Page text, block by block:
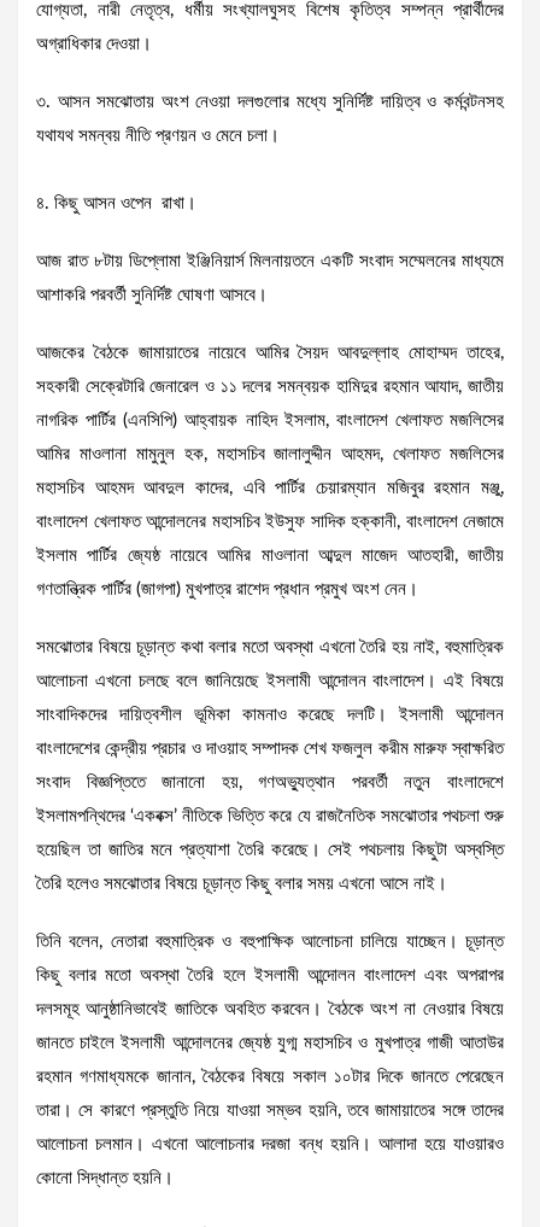
যোগ্যতা, নারী নেতৃত্ব, ধর্মীয় সংখ্যালঘুসহ বিশেষ কৃতিত্ব সম্পন্ন প্রার্থীদের
অগ্রাধিকার দেওয়া।
৩. আসন সমঝোতায় অংশ নেওয়া দলগুলোর মধ্যে সুনির্দিষ্ট দায়িত্ব ও কর্মবন্টনসহ
যথাযথ সমন্বয় নীতি প্রণয়ন ও মেনে চলা।
৪. কিছু আসন ওপেন রাখা।
আজ রাত ৮টায় ডিপ্লোমা ইঞ্জিনিয়ার্স মিলনায়তনে একটি সংবাদ সম্মেলনের মাধ্যমে
আশাকরি পরবর্তী সুনির্দিষ্ট ঘোষণা আসবে।
আজকের বৈঠকে জামায়াতের নায়েবে আমির সৈয়দ আবদুল্লাহ মোহাম্মদ তাহের,
সহকারী সেক্রেটারি জেনারেল ও ১১ দলের সমন্বয়ক হামিদুর রহমান আযাদ, জাতীয়
নাগরিক পার্টির (এনসিপি) আহ্বায়ক নাহিদ ইসলাম, বাংলাদেশ খেলাফত মজলিসের
আমির মাওলানা মামুনুল হক, মহাসচিব জালালুদ্দীন আহমদ, খেলাফত মজলিসের
মহাসচিব আহমদ আবদুল কাদের, এবি পার্টির চেয়ারম্যান মজিবুর রহমান মঞ্জু,
বাংলাদেশ খেলাফত আন্দোলনের মহাসচিব ইউসুফ সাদিক হক্কানী, বাংলাদেশ নেজামে
ইসলাম পার্টির জ্যেষ্ঠ নায়েবে আমির মাওলানা আব্দুল মাজেদ আতহারী, জাতীয়
গণতান্ত্রিক পার্টির (জাগপা) মুখপাত্র রাশেদ প্রধান প্রমুখ অংশ নেন।
সমঝোতার বিষয়ে চূড়ান্ত কথা বলার মতো অবস্থা এখনো তৈরি হয় নাই, বহুমাত্রিক
আলোচনা এখনো চলছে বলে জানিয়েছে ইসলামী আন্দোলন বাংলাদেশ। এই বিষয়ে
সাংবাদিকদের দায়িত্বশীল ভূমিকা কামনাও করেছে দলটি। ইসলামী আন্দোলন
বাংলাদেশের কেন্দ্রীয় প্রচার ও দাওয়াহ সম্পাদক শেখ ফজলুল করীম মারুফ স্বাক্ষরিত
সংবাদ বিজ্ঞপ্তিতে জানানো হয়, গণঅভ্যুত্থান পরবর্তী নতুন বাংলাদেশে
ইসলামপন্থিদের ‘একবক্স’ নীতিকে ভিত্তি করে যে রাজনৈতিক সমঝোতার পথচলা শুরু
হয়েছিল তা জাতির মনে প্রত্যাশা তৈরি করেছে। সেই পথচলায় কিছুটা অস্বস্তি
তৈরি হলেও সমঝোতার বিষয়ে চূড়ান্ত কিছু বলার সময় এখনো আসে নাই।
তিনি বলেন, নেতারা বহুমাত্রিক ও বহুপাক্ষিক আলোচনা চালিয়ে যাচ্ছেন। চূড়ান্ত
কিছু বলার মতো অবস্থা তৈরি হলে ইসলামী আন্দোলন বাংলাদেশ এবং অপরাপর
দলসমূহ আনুষ্ঠানিভাবেই জাতিকে অবহিত করবেন। বৈঠকে অংশ না নেওয়ার বিষয়ে
জানতে চাইলে ইসলামী আন্দোলনের জ্যেষ্ঠ যুগ্ম মহাসচিব ও মুখপাত্র গাজী আতাউর
রহমান গণমাধ্যমকে জানান, বৈঠকের বিষয়ে সকাল ১০টার দিকে জানতে পেরেছেন
তারা। সে কারণে প্রস্তুতি নিয়ে যাওয়া সম্ভব হয়নি, তবে জামায়াতের সঙ্গে তাদের
আলোচনা চলমান। এখনো আলোচনার দরজা বন্ধ হয়নি। আলাদা হয়ে যাওয়ারও
কোনো সিদ্ধান্ত হয়নি।